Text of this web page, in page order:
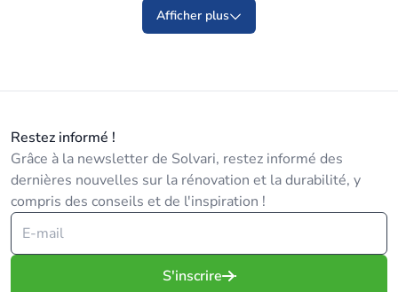
Afficher plus
Restez informé !
Grâce à la newsletter de Solvari, restez informé des
dernières nouvelles sur la rénovation et la durabilité, y
compris des conseils et de l'inspiration !
S'inscrire